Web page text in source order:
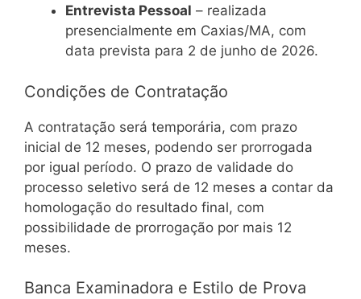
Entrevista Pessoal – realizada
presencialmente em Caxias/MA, com
data prevista para 2 de junho de 2026.
Condições de Contratação
A contratação será temporária, com prazo
inicial de 12 meses, podendo ser prorrogada
por igual período. O prazo de validade do
processo seletivo será de 12 meses a contar da
homologação do resultado final, com
possibilidade de prorrogação por mais 12
meses.
Banca Examinadora e Estilo de Prova